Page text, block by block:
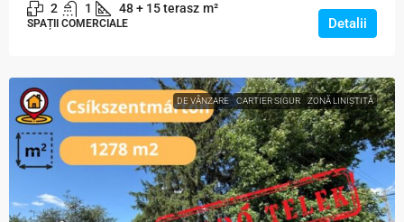
2 1 48 + 15 terasz m²
SPAȚII COMERCIALE Detalii
DE VÂNZARE CARTIER SIGUR ZONĂ LINIȘTITĂ